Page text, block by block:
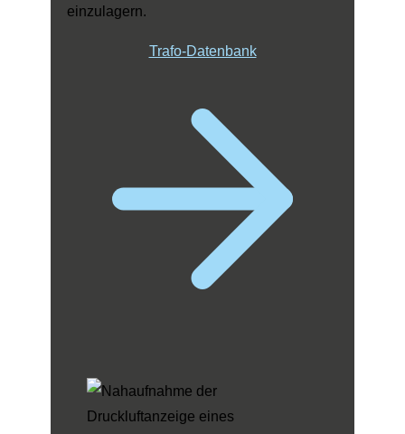
einzulagern.
Trafo-Datenbank